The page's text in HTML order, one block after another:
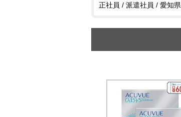
正社員 / 派遣社員 / 愛知県